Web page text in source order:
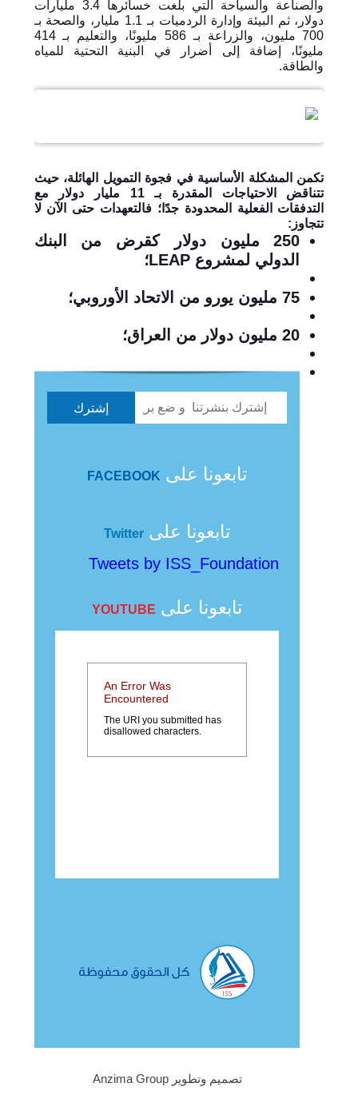
والصناعة والسياحة التي بلغت خسائرها 3.4 مليارات
دولار، ثم البيئة وإدارة الردميات بـ 1.1 مليار، والصحة بـ
700 مليون، والزراعة بـ 586 مليونًا، والتعليم بـ 414
مليونًا، إضافة إلى أضرار في البنية التحتية للمياه
والطاقة.
تكمن المشكلة الأساسية في فجوة التمويل الهائلة، حيث
تتناقض الاحتياجات المقدرة بـ 11 مليار دولار مع
التدفقات الفعلية المحدودة جدًا؛ فالتعهدات حتى الآن لا
تتجاوز:
250 مليون دولار كقرض من البنك
الدولي لمشروع LEAP؛
75 مليون يورو من الاتحاد الأوروبي؛
20 مليون دولار من العراق؛
تابعونا على FACEBOOK
تابعونا على Twitter
Tweets by ISS_Foundation
تابعونا على YOUTUBE
تصميم وتطوير Anzima Group